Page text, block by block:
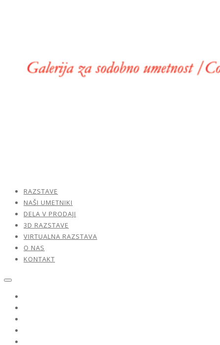
RAZSTAVE
NAŠI UMETNIKI
DELA V PRODAJI
3D RAZSTAVE
VIRTUALNA RAZSTAVA
O NAS
KONTAKT